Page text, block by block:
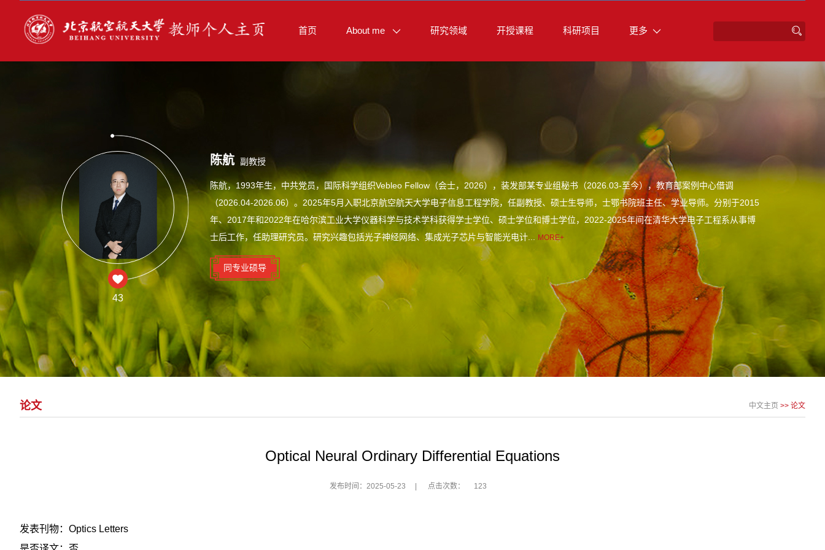
首页 About me 研究领域 开授课程 科研项目 更多
43
陈航 副教授
陈航，1993年生，中共党员，国际科学组织Vebleo Fellow（会士，2026），装发部某专业组秘书（2026.03-至今），教育部案例中心借调
（2026.04-2026.06）。2025年5月入职北京航空航天大学电子信息工程学院，任副教授、硕士生导师，士鄂书院班主任、学业导师。分别于2015
年、2017年和2022年在哈尔滨工业大学仪器科学与技术学科获得学士学位、硕士学位和博士学位，2022-2025年间在清华大学电子工程系从事博
士后工作，任助理研究员。研究兴趣包括光子神经网络、集成光子芯片与智能光电计...
MORE+
同专业硕导
论文 中文主页 >> 论文
Optical Neural Ordinary Differential Equations
发布时间：2025-05-23 点击次数： 123
发表刊物：Optics Letters